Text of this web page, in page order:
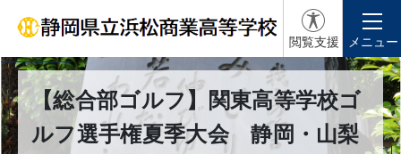
閲覧支援 メニュー
【総合部ゴルフ】関東高等学校ゴ
ルフ選手権夏季大会 静岡・山梨